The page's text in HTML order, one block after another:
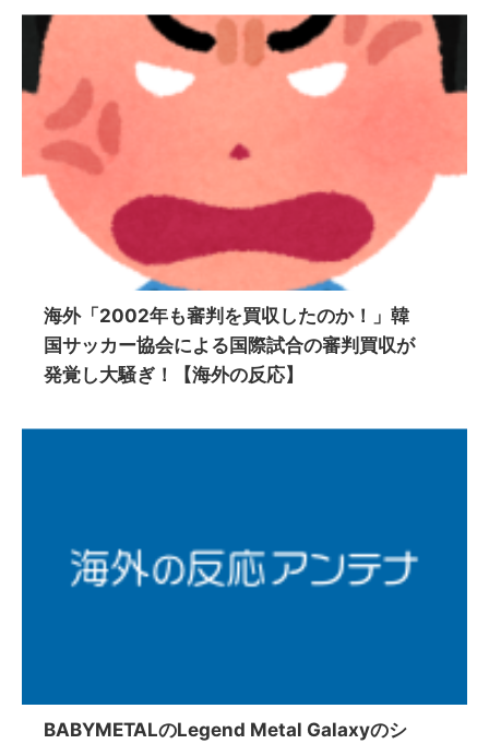
海外「2002年も審判を買収したのか！」韓
国サッカー協会による国際試合の審判買収が
発覚し大騒ぎ！【海外の反応】
BABYMETALのLegend Metal Galaxyのシ